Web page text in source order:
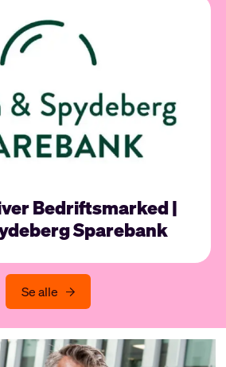
Bedriftsmarked |
Sparebank
Se alle